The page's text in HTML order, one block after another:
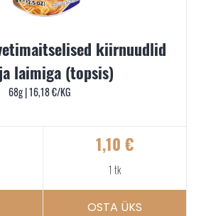
kiirnuudlid
laimiga (topsis)
68g |16,18€/KG
1,10 €
1 tk
OSTA ÜKS